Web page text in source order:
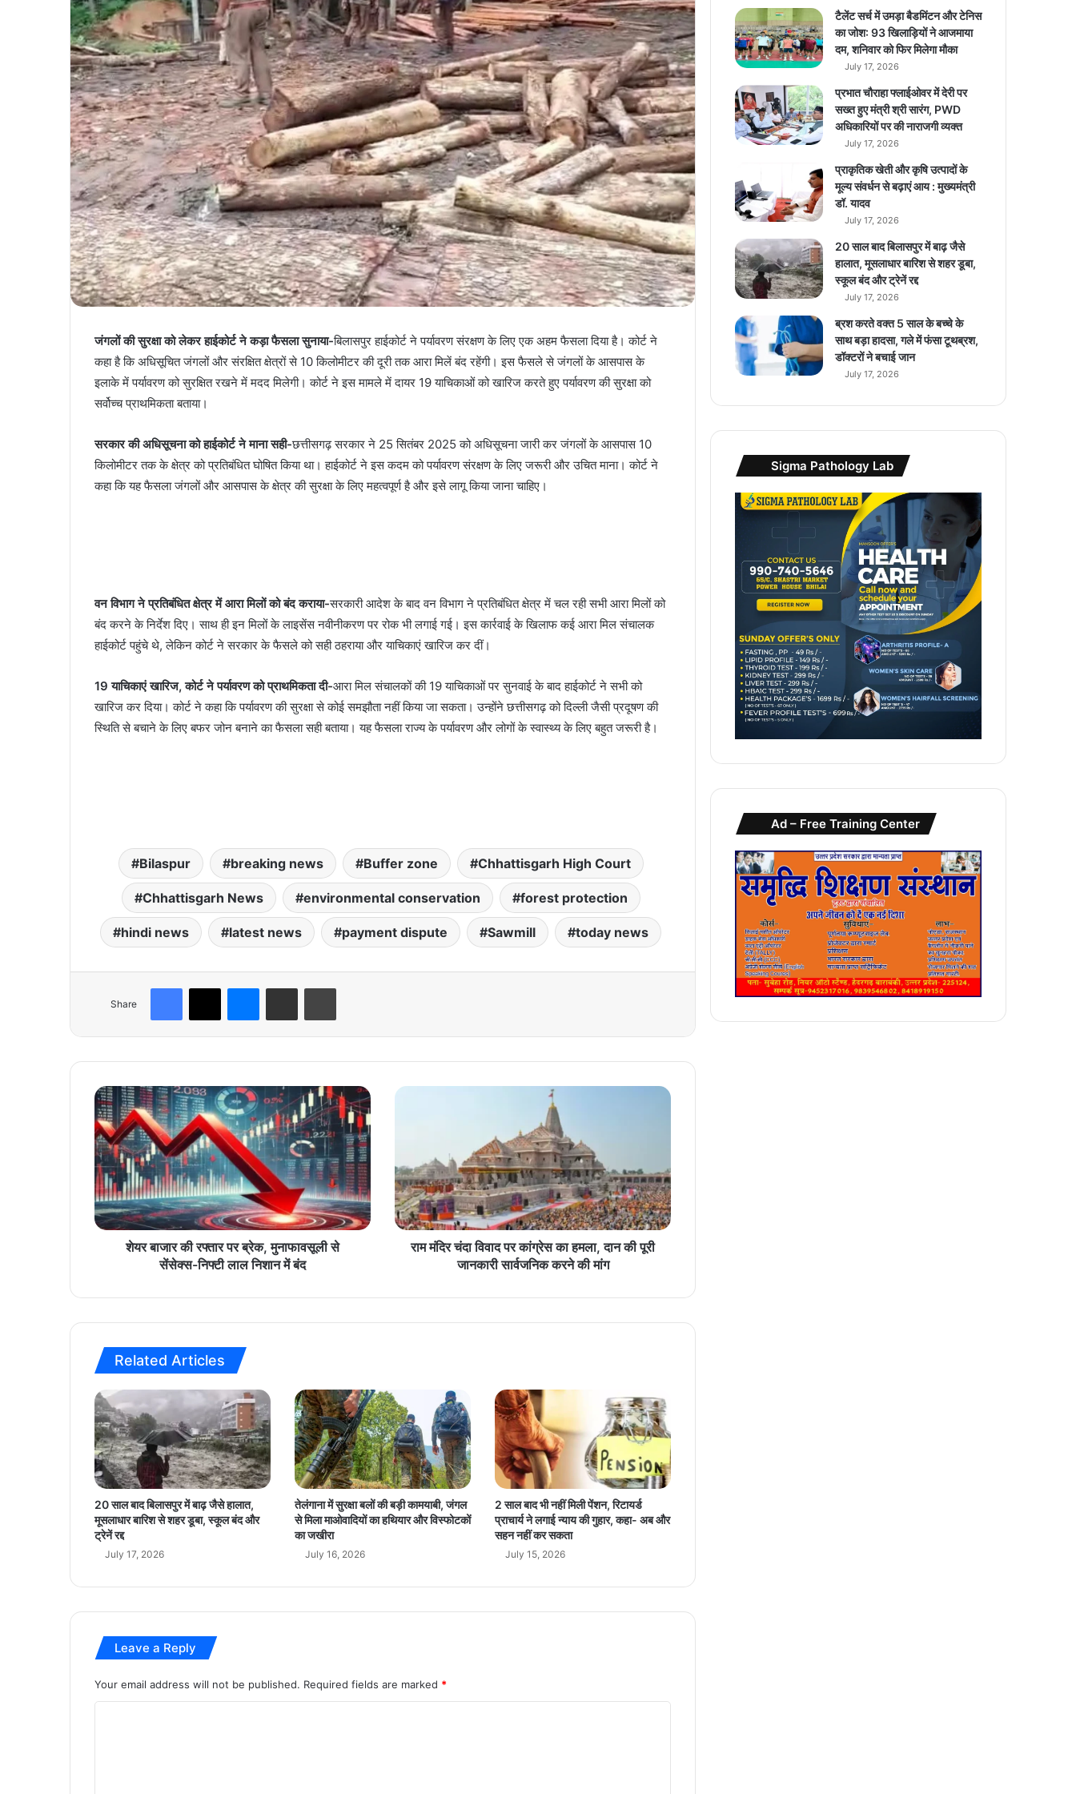
जंगलों की सुरक्षा को लेकर हाईकोर्ट ने कड़ा फैसला सुनाया-बिलासपुर हाईकोर्ट ने पर्यावरण संरक्षण के लिए एक अहम फैसला दिया है। कोर्ट ने
कहा है कि अधिसूचित जंगलों और संरक्षित क्षेत्रों से 10 किलोमीटर की दूरी तक आरा मिलें बंद रहेंगी। इस फैसले से जंगलों के आसपास के
इलाके में पर्यावरण को सुरक्षित रखने में मदद मिलेगी। कोर्ट ने इस मामले में दायर 19 याचिकाओं को खारिज करते हुए पर्यावरण की सुरक्षा को
सर्वोच्च प्राथमिकता बताया।
सरकार की अधिसूचना को हाईकोर्ट ने माना सही-छत्तीसगढ़ सरकार ने 25 सितंबर 2025 को अधिसूचना जारी कर जंगलों के आसपास 10
किलोमीटर तक के क्षेत्र को प्रतिबंधित घोषित किया था। हाईकोर्ट ने इस कदम को पर्यावरण संरक्षण के लिए जरूरी और उचित माना। कोर्ट ने
कहा कि यह फैसला जंगलों और आसपास के क्षेत्र की सुरक्षा के लिए महत्वपूर्ण है और इसे लागू किया जाना चाहिए।
वन विभाग ने प्रतिबंधित क्षेत्र में आरा मिलों को बंद कराया-सरकारी आदेश के बाद वन विभाग ने प्रतिबंधित क्षेत्र में चल रही सभी आरा मिलों को
बंद करने के निर्देश दिए। साथ ही इन मिलों के लाइसेंस नवीनीकरण पर रोक भी लगाई गई। इस कार्रवाई के खिलाफ कई आरा मिल संचालक
हाईकोर्ट पहुंचे थे, लेकिन कोर्ट ने सरकार के फैसले को सही ठहराया और याचिकाएं खारिज कर दीं।
19 याचिकाएं खारिज, कोर्ट ने पर्यावरण को प्राथमिकता दी-आरा मिल संचालकों की 19 याचिकाओं पर सुनवाई के बाद हाईकोर्ट ने सभी को
खारिज कर दिया। कोर्ट ने कहा कि पर्यावरण की सुरक्षा से कोई समझौता नहीं किया जा सकता। उन्होंने छत्तीसगढ़ को दिल्ली जैसी प्रदूषण की
स्थिति से बचाने के लिए बफर जोन बनाने का फैसला सही बताया। यह फैसला राज्य के पर्यावरण और लोगों के स्वास्थ्य के लिए बहुत जरूरी है।
Bilaspur breaking news Buffer zone Chhattisgarh High Court
Chhattisgarh News environmental conservation forest protection
hindi news latest news payment dispute Sawmill today news
Share
शे
य
र
बा
जा
र
की
र
फ्ता
ब्रे
ना
व
सू
ली
से
सें
से
क्स
-
नि
शा
में
द
शेयर बाजार की रफ्तार पर ब्रेक, मुनाफावसूली से
सेंसेक्स-निफ्टी लाल निशान में बंद
रा
चं
दा
वि
वा
कां
ला
,
दा
न
की
पू
री
जा
ज
र
ने
राम मंदिर चंदा विवाद पर कांग्रेस का हमला, दान की पूरी
जानकारी सार्वजनिक करने की मांग
Related Articles
20 साल बाद बिलासपुर में बाढ़ जैसे हालात,
मूसलाधार बारिश से शहर डूबा, स्कूल बंद और
ट्रेनें रद्द
July 17, 2026
तेलंगाना में सुरक्षा बलों की बड़ी कामयाबी, जंगल
से मिला माओवादियों का हथियार और विस्फोटकों
का जखीरा
July 16, 2026
2 साल बाद भी नहीं मिली पेंशन, रिटायर्ड
प्राचार्य ने लगाई न्याय की गुहार, कहा- अब और
सहन नहीं कर सकता
July 15, 2026
Leave a Reply
Your email address will not be published. Required fields are marked *
ला
इ
न
ली
…
टैलेंट सर्च में उमड़ा बैडमिंटन और टेनिस
का जोश: 93 खिलाड़ियों ने आजमाया
दम, शनिवार को फिर मिलेगा मौका
July 17, 2026
प्रभात चौराहा फ्लाईओवर में देरी पर
सख्त हुए मंत्री श्री सारंग, PWD
अधिकारियों पर की नाराजगी व्यक्त
July 17, 2026
प्राकृतिक खेती और कृषि उत्पादों के
मूल्य संवर्धन से बढ़ाएं आय : मुख्यमंत्री
डॉ. यादव
July 17, 2026
20 साल बाद बिलासपुर में बाढ़ जैसे
हालात, मूसलाधार बारिश से शहर डूबा,
स्कूल बंद और ट्रेनें रद्द
July 17, 2026
ब्रश करते वक्त 5 साल के बच्चे के
साथ बड़ा हादसा, गले में फंसा टूथब्रश,
डॉक्टरों ने बचाई जान
July 17, 2026
Sigma Pathology Lab
Ad – Free Training Center